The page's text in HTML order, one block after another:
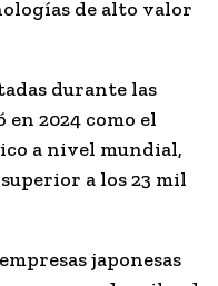
de alto valor
durante las
2024 como el
a nivel mundial,
a los 23 mil
japonesas